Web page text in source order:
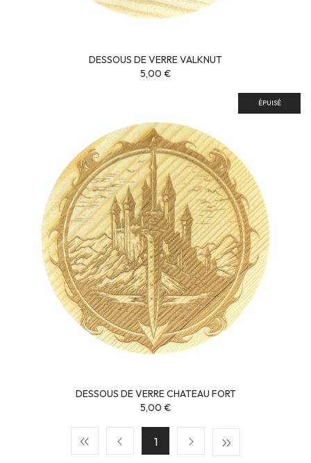
DESSOUS DE VERRE VALKNUT
5,00 €
ÉPUISÉ
DESSOUS DE VERRE CHATEAU FORT
5,00 €
1